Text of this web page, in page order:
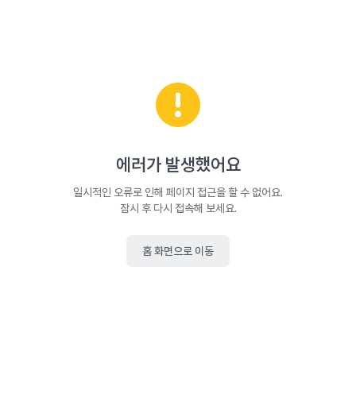
에러가 발생했어요
일시적인 오류로 인해 페이지 접근을 할 수 없어요.
잠시 후 다시 접속해 보세요.
홈 화면으로 이동